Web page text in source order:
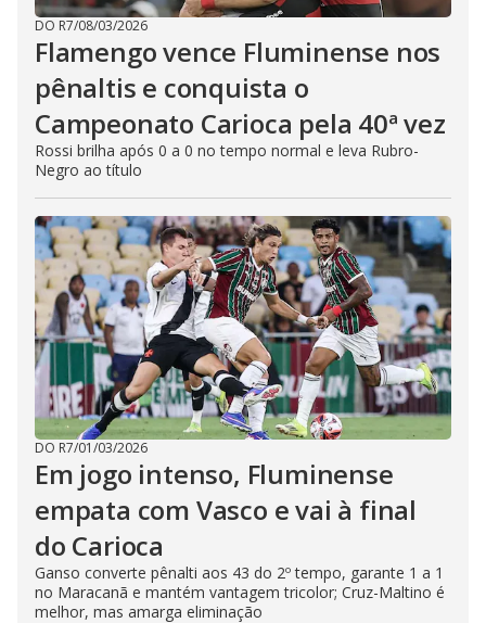
DO R7/08/03/2026
Flamengo vence Fluminense nos
pênaltis e conquista o
Campeonato Carioca pela 40ª vez
Rossi brilha após 0 a 0 no tempo normal e leva Rubro-
Negro ao título
DO R7/01/03/2026
Em jogo intenso, Fluminense
empata com Vasco e vai à final
do Carioca
Ganso converte pênalti aos 43 do 2º tempo, garante 1 a 1
no Maracanã e mantém vantagem tricolor; Cruz-Maltino é
melhor, mas amarga eliminação